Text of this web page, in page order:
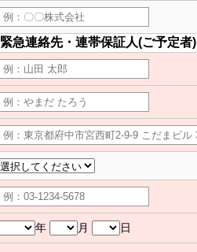
緊急連絡先・連帯保証人(ご予定者)
年 月 日